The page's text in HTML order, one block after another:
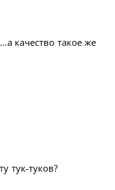
качество такое же
тук-туков?